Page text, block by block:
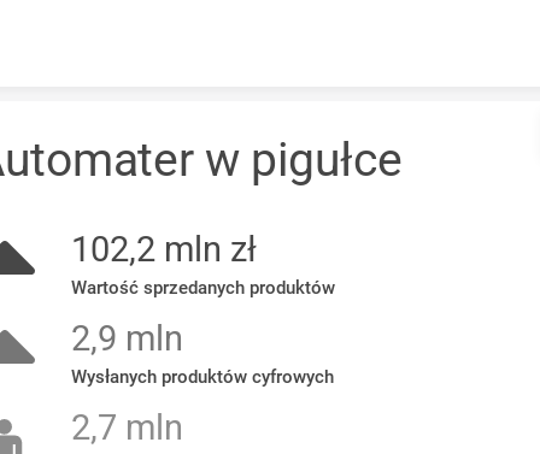
w pigułce
102,2 mln zł
Wartość sprzedanych produktów
2,9 mln
Wysłanych produktów cyfrowych
2,7 mln